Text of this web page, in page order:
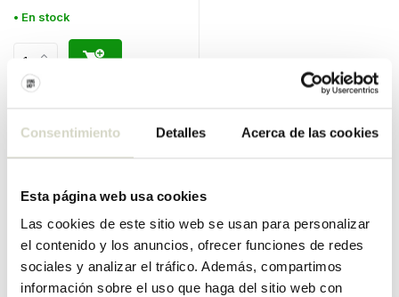
Consentimiento Detalles Acerca de las cookies
Esta página web usa cookies
Las cookies de este sitio web se usan para personalizar
el contenido y los anuncios, ofrecer funciones de redes
sociales y analizar el tráfico. Además, compartimos
información sobre el uso que haga del sitio web con
• En stock
Hubsch